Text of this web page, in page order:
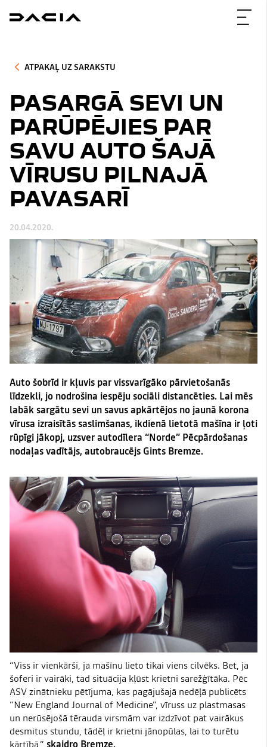
ATPAKAĻ UZ SARAKSTU
PASARGĀ SEVI UN
PARŪPĒJIES PAR
SAVU AUTO ŠAJĀ
VĪRUSU PILNAJĀ
PAVASARĪ
20.04.2020.
Auto šobrīd ir kļuvis par vissvarīgāko pārvietošanās
līdzekli, jo nodrošina iespēju sociāli distancēties. Lai mēs
labāk sargātu sevi un savus apkārtējos no jaunā korona
vīrusa izraisītās saslimšanas, ikdienā lietotā mašīna ir ļoti
rūpīgi jākopj, uzsver autodīlera “Norde” Pēcpārdošanas
nodaļas vadītājs, autobraucējs Gints Bremze.
“Viss ir vienkārši, ja mašīnu lieto tikai viens cilvēks. Bet, ja
šoferi ir vairāki, tad situācija kļūst krietni sarežģītāka. Pēc
ASV zinātnieku pētījuma, kas pagājušajā nedēļā publicēts
“New England Journal of Medicine”, vīruss uz plastmasas
un nerūsējošā tērauda virsmām var izdzīvot pat vairākus
desmitus stundu, tādēļ ir krietni jānopūlas, lai to turētu
kārtībā,” skaidro Bremze.